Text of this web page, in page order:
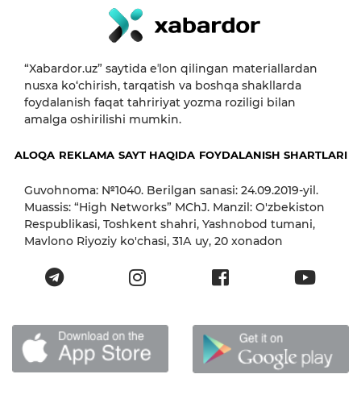
“Xabardor.uz” saytida eʼlon qilingan materiallardan
nusxa ko‘chirish, tarqatish va boshqa shakllarda
foydalanish faqat tahririyat yozma roziligi bilan
amalga oshirilishi mumkin.
ALOQA REKLAMA SAYT HAQIDA FOYDALANISH SHARTLARI
Guvohnoma: №1040. Berilgan sanasi: 24.09.2019-yil.
Muassis: “High Networks” MChJ. Manzil: O'zbekiston
Respublikasi, Toshkent shahri, Yashnobod tumani,
Mavlono Riyoziy ko'chasi, 31А uy, 20 xonadon